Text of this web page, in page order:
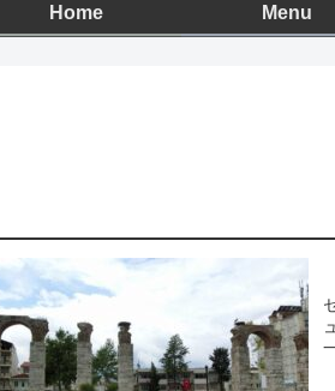
Home Menu
ュク バス